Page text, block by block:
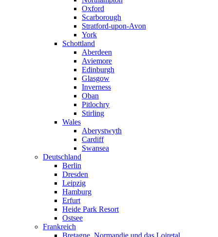
Oxford
Scarborough
Stratford-upon-Avon
York
Schottland
Aberdeen
Aviemore
Edinburgh
Glasgow
Inverness
Oban
Pitlochry
Stirling
Wales
Aberystwyth
Cardiff
Swansea
Deutschland
Berlin
Dresden
Leipzig
Hamburg
Erfurt
Heide Park Resort
Ostsee
Frankreich
Bretagne, Normandie und das Loiretal